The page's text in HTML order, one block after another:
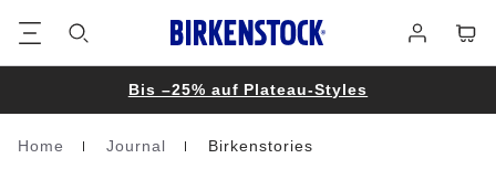
Bis –25% auf Plateau-Styles
Homepage
Home Journal Birkenstories